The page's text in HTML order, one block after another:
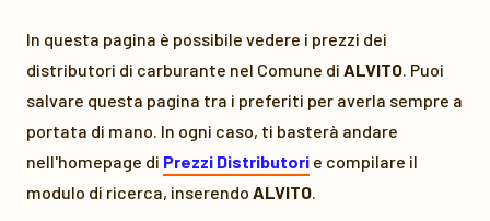
In questa pagina è possibile vedere i prezzi dei
distributori di carburante nel Comune di ALVITO. Puoi
salvare questa pagina tra i preferiti per averla sempre a
portata di mano. In ogni caso, ti basterà andare
nell'homepage di Prezzi Distributori e compilare il
modulo di ricerca, inserendo ALVITO.